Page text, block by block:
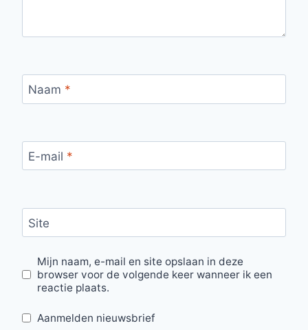
Naam *
E-mail *
Site
Mijn naam, e-mail en site opslaan in deze
browser voor de volgende keer wanneer ik een
reactie plaats.
Aanmelden nieuwsbrief